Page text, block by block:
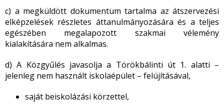
c) a megküldött dokumentum tartalma az átszervezési
elképzelések részletes áttanulmányozására és a teljes
egészében megalapozott szakmai vélemény
kialakítására nem alkalmas.
d) A Közgyűlés javasolja a Törökbálinti út 1. alatti –
jelenleg nem használt iskolaépület – felújításával,
saját beiskolázási körzettel,